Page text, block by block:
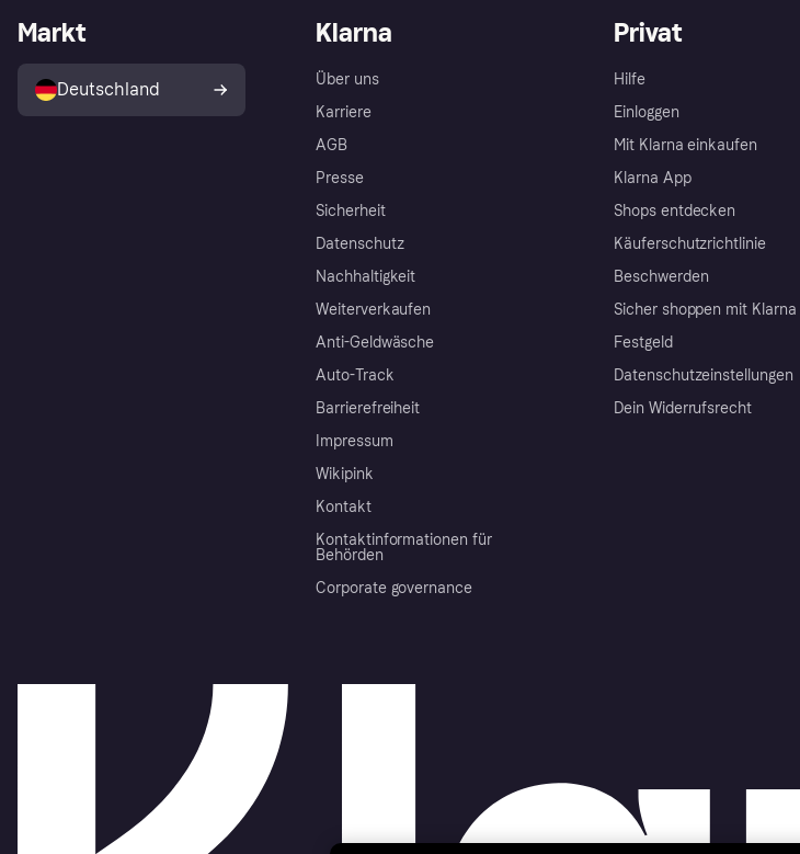
Klarna
Über uns
Karriere
AGB
Presse
Sicherheit
Datenschutz
Nachhaltigkeit
Weiterverkaufen
Anti-Geldwäsche
Auto-Track
Barrierefreiheit
Impressum
Wikipink
Kontakt
Kontaktinformationen für
Behörden
Corporate governance
Privat
Hilfe
Einloggen
Mit Klarna einkaufen
Klarna App
Shops entdecken
Käuferschutzrichtlinie
Beschwerden
Sicher shoppen mit Klarna
Festgeld
Datenschutzeinstellungen
Dein Widerrufsrecht
Markt
Deutschland